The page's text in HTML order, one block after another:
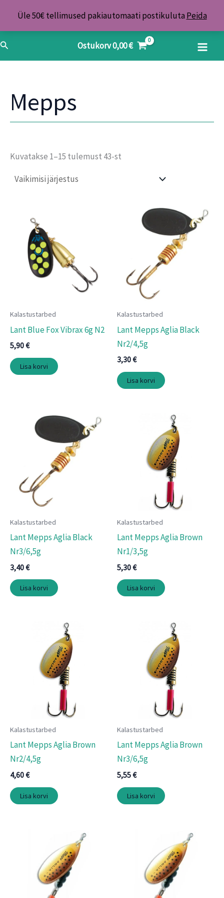
Üle 50€ tellimused pakiautomaati postikuluta Peida
content
Search Ostukorv0,00€
Mepps
Kuvatakse 1–15 tulemust 43-st
Kalastustarbed
Lant Blue Fox Vibrax 6g N2
5,90€
Lisa korvi
Kalastustarbed
Lant Mepps Aglia Black
Nr2/4,5g
3,30€
Lisa korvi
Kalastustarbed
Lant Mepps Aglia Black
Nr3/6,5g
3,40€
Lisa korvi
Kalastustarbed
Lant Mepps Aglia Brown
Nr1/3,5g
5,30€
Lisa korvi
Kalastustarbed
Lant Mepps Aglia Brown
Nr2/4,5g
4,60€
Lisa korvi
Kalastustarbed
Lant Mepps Aglia Brown
Nr3/6,5g
5,55€
Lisa korvi